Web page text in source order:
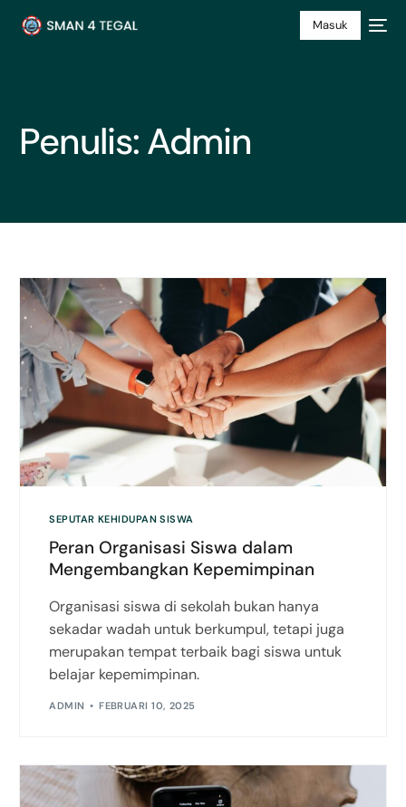
Masuk
Penulis:Admin
SEPUTAR KEHIDUPAN SISWA
Peran Organisasi Siswa dalam
Mengembangkan Kepemimpinan
Organisasi siswa di sekolah bukan hanya
sekadar wadah untuk berkumpul, tetapi juga
merupakan tempat terbaik bagi siswa untuk
belajar kepemimpinan.
ADMIN FEBRUARI 10, 2025